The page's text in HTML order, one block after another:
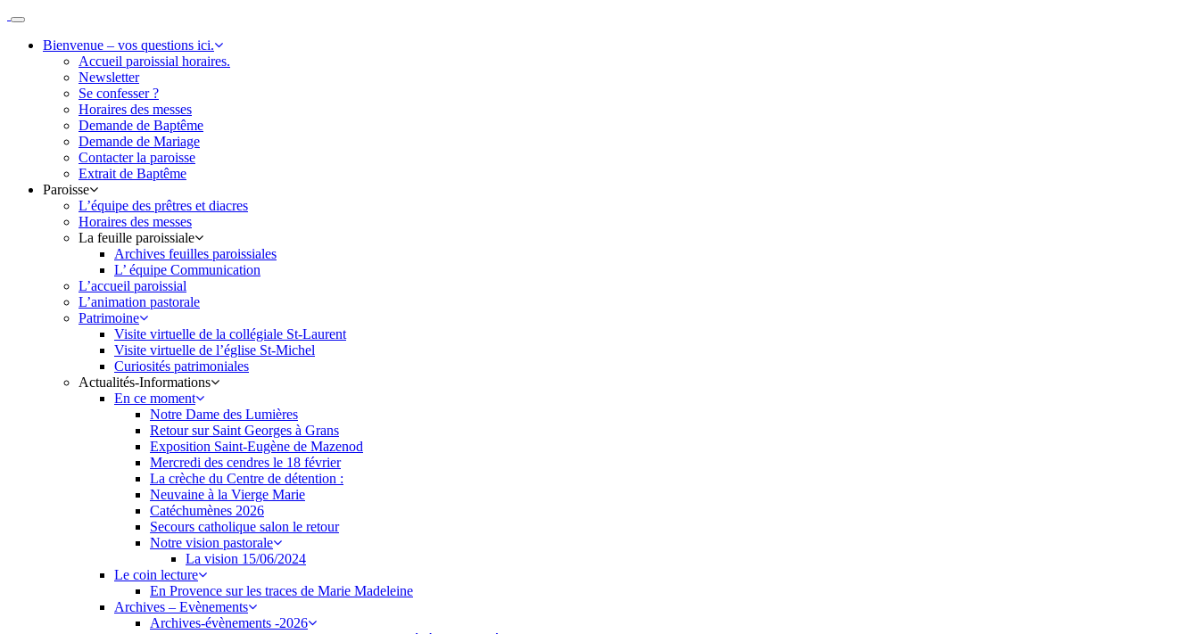
Passer
contenu
ParoisseBienvenue – vos questions ici.
Accueil paroissial horaires.
Newsletter
Se confesser ?
Horaires des messes
Demande de Baptême
Demande de Mariage
Contacter la paroisse
Extrait de Baptême
Paroisse
L’équipe des prêtres et diacres
Horaires des messes
La feuille paroissiale
Archives feuilles paroissiales
L’ équipe Communication
L’accueil paroissial
L’animation pastorale
Patrimoine
Visite virtuelle de la collégiale St-Laurent
Visite virtuelle de l’église St-Michel
Curiosités patrimoniales
Actualités-Informations
En ce moment
Notre Dame des Lumières
Retour sur Saint Georges à Grans
Exposition Saint-Eugène de Mazenod
Mercredi des cendres le 18 février
La crèche du Centre de détention :
Neuvaine à la Vierge Marie
Catéchumènes 2026
Secours catholique salon le retour
Notre vision pastorale
La vision 15/06/2024
Le coin lecture
En Provence sur les traces de Marie Madeleine
Archives – Evènements
Archives-évènements -2026